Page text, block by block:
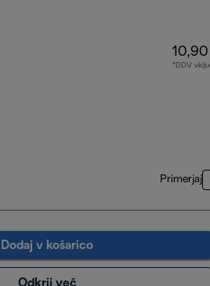
*DDV
Primerjaj
Dodaj v košarico
Odkrij več